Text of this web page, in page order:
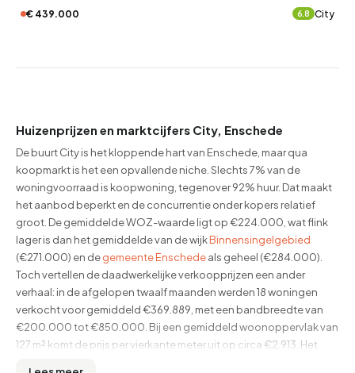
€ 439.000
6.8 City
Huizenprijzen en marktcijfers City, Enschede
De buurt City is het kloppende hart van Enschede, maar qua
koopmarkt is het een opvallende niche. Slechts 7% van de
woningvoorraad is koopwoning, tegenover 92% huur. Dat maakt
het aanbod beperkt en de concurrentie onder kopers relatief
groot. De gemiddelde WOZ-waarde ligt op €224.000, wat flink
lager is dan het gemiddelde van de wijkBinnensingelgebied
(€271.000) en degemeente Enschedeals geheel (€284.000).
Toch vertellen de daadwerkelijke verkoopprijzen een ander
verhaal: in de afgelopen twaalf maanden werden 18 woningen
verkocht voor gemiddeld €369.889, met een bandbreedte van
€200.000 tot €850.000. Bij een gemiddeld woonoppervlak van
127 m² komt de prijs per vierkante meter uit op circa €2.913. Het